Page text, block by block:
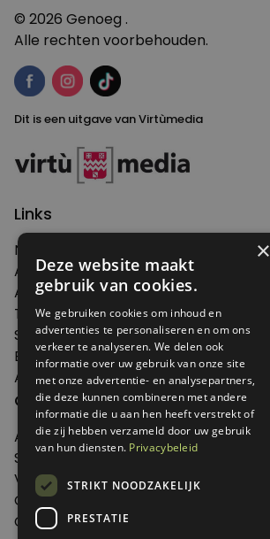
© 2026 Genoeg .
Alle rechten voorbehouden.
Dit is een uitgave van Virtùmedia
Links
Nieuws
Artikelen
Agenda
Thema's
Shop
Edities
Abonneren
Over Genoeg
Adverteren
Samenwerken
Verkooppunten
Over Genoeg
Contact
×
Deze website maakt
gebruik van cookies.
We gebruiken cookies om inhoud en
advertenties te personaliseren en om ons
verkeer te analyseren. We delen ook
informatie over uw gebruik van onze site
met onze advertentie- en analysepartners,
die deze kunnen combineren met andere
informatie die u aan hen heeft verstrekt of
die zij hebben verzameld door uw gebruik
van hun diensten. Privacybeleid
STRIKT NOODZAKELIJK
PRESTATIE